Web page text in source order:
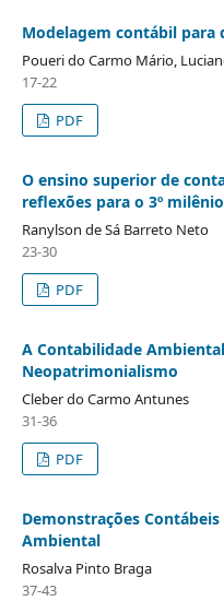
Modelagem contábil para
Poueri do Carmo Mário,
17-22
PDF
O ensino superior de
reflexões para o 3º milênio
Ranylson de Sá Barreto Neto
23-30
PDF
A Contabilidade
Neopatrimonialismo
Cleber do Carmo Antunes
31-36
PDF
Demonstrações
Ambiental
Rosalva Pinto Braga
37-43